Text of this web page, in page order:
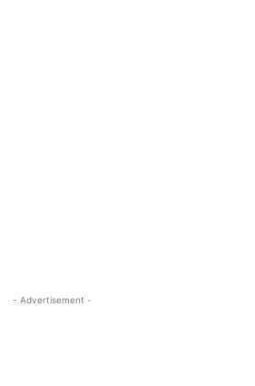
- Advertisement -